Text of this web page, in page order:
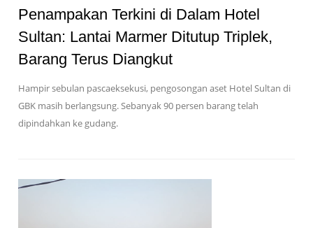
Penampakan Terkini di Dalam Hotel
Sultan: Lantai Marmer Ditutup Triplek,
Barang Terus Diangkut
Hampir sebulan pascaeksekusi, pengosongan aset Hotel Sultan di
GBK masih berlangsung. Sebanyak 90 persen barang telah
dipindahkan ke gudang.